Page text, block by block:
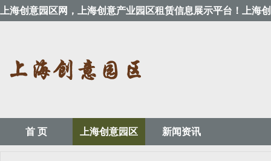
上海创意园区网，上海创意产业园区租赁信息展示平台！上
首 页 上海创意园区 新闻资讯